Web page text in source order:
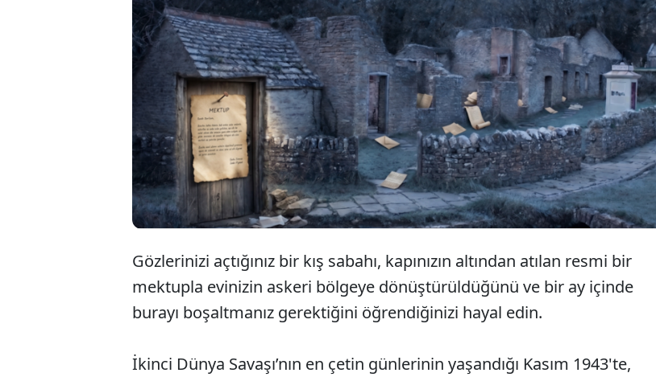
İngiltere’nin Dorset bölgesinde yer alan Tyneham köyü sakinleri,
1943 yılında evlerini terk ettiklerinde bunun geçici bir ayrılık
olduğunu sanıyorlardı. Ama işler öyle olmadı ve bir daha asla geri
dönemediler. İşte doğanın yavaş yavaş yuttuğu, kurşun izleriyle
dolu o gizemli hayalet köyün hikayesi...
Gözlerinizi açtığınız bir kış sabahı, kapınızın altından atılan resmi bir
mektupla evinizin askeri bölgeye dönüştürüldüğünü ve bir ay içinde
burayı boşaltmanız gerektiğini öğrendiğinizi hayal edin.
İkinci Dünya Savaşı’nın en çetin günlerinin yaşandığı Kasım 1943'te,